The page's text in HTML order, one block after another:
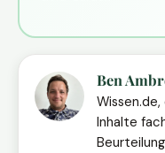
Ben
Inhalte